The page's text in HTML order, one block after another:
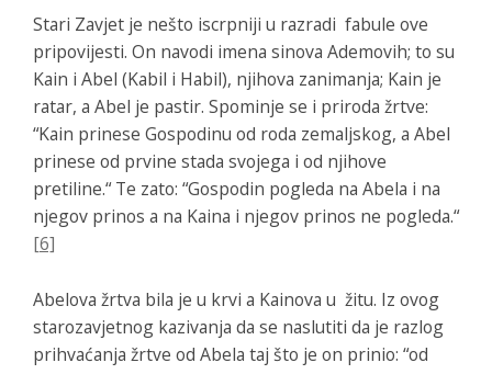
Stari Zavjet je nešto iscrpniji u razradi fabule ove
pripovijesti. On navodi imena sinova Ademovih; to su
Kain i Abel (Kabil i Habil), njihova zanimanja; Kain je
ratar, a Abel je pastir. Spominje se i priroda žrtve:
“Kain prinese Gospodinu od roda zemaljskog, a Abel
prinese od prvine stada svojega i od njihove
pretiline.“ Te zato: “Gospodin pogleda na Abela i na
njegov prinos a na Kaina i njegov prinos ne pogleda.“
[6]
Abelova žrtva bila je u krvi a Kainova u žitu. Iz ovog
starozavjetnog kazivanja da se naslutiti da je razlog
prihvaćanja žrtve od Abela taj što je on prinio: “od